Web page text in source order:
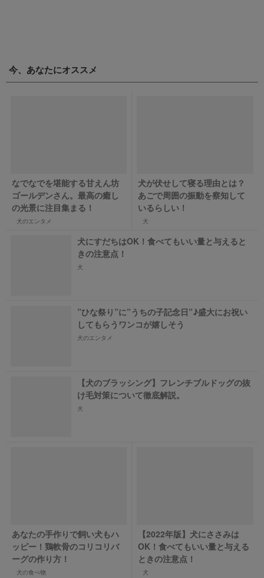
今、あなたにオススメ
なでなでを堪能する甘えん坊
ゴールデンさん。最高の癒し
の光景に注目集まる！
犬のエンタメ
犬が伏せして寝る理由とは？
あごで周囲の振動を察知して
いるらしい！
犬
犬にすだちはOK！食べてもいい量と与えると
きの注意点！
犬
”ひな祭り”に”うちの子記念日”♪盛大にお祝い
してもらうワンコが嬉しそう
犬のエンタメ
【犬のブラッシング】フレンチブルドッグの抜
け毛対策について徹底解説。
犬
あなたの手作りで飼い犬もハ
ッピー！鶏軟骨のコリコリバ
ーグの作り方！
犬の食べ物
【2022年版】犬にささみは
OK！食べてもいい量と与える
ときの注意点！
犬